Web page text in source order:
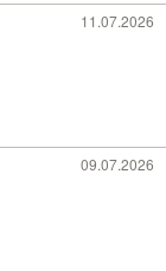
11.07.2026
09.07.2026